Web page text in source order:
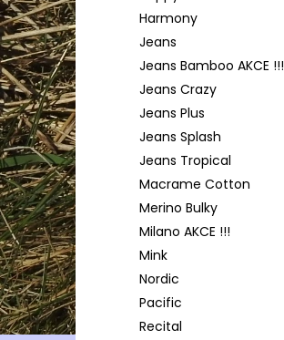
Harmony
Jeans
Jeans Bamboo AKCE !!!
Jeans Crazy
Jeans Plus
Jeans Splash
Jeans Tropical
Macrame Cotton
Merino Bulky
Milano AKCE !!!
Mink
Nordic
Pacific
Recital